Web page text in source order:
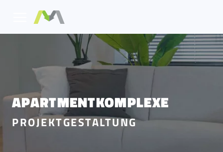
APARTMENTKOMPLEXE
PROJEKTGESTALTUNG